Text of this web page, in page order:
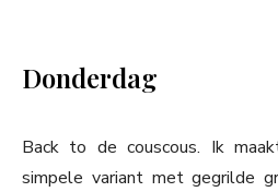
Donderdag
Back to de couscous. Ik
simpele variant met gegrilde